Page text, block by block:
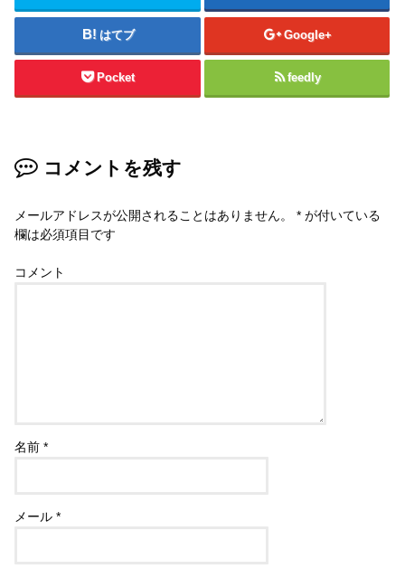
はてブ Google+
Pocket feedly
コメントを残す
メールアドレスが公開されることはありません。 * が付いている
欄は必須項目です
コメント
名前*
メール*